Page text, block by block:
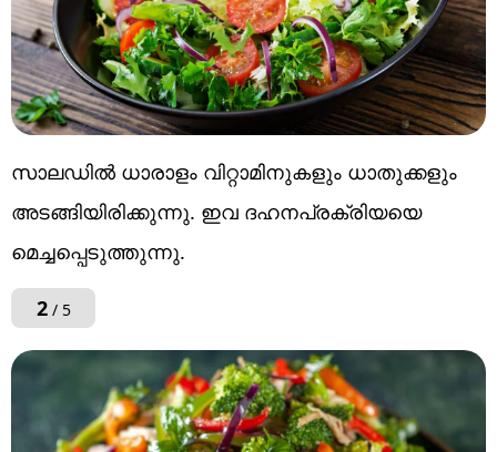
സാലഡിൽ ധാരാളം വിറ്റാമിനുകളും ധാതുക്കളും
അടങ്ങിയിരിക്കുന്നു. ഇവ ദഹനപ്രക്രിയയെ
മെച്ചപ്പെടുത്തുന്നു.
2/ 5